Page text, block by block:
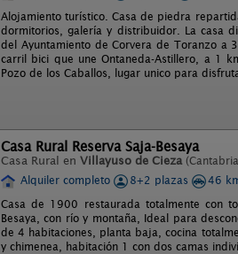
Alojamiento turístico. Casa de piedra
dormitorios, galería y distribuidor. La casa
del Ayuntamiento de Corvera de Toranzo a
carril bici que une Ontaneda-Astillero, a 1
Pozo de los Caballos, lugar unico para
Casa Rural Reserva Saja-Besaya
Casa Rural en Villayuso de Cieza
Alquiler completo
8+2 plazas
46
Casa de 1900 restaurada totalmente con
Besaya, con río y montaña, Ideal para
de 4 habitaciones, planta baja, cocina
y chimenea, habitación 1 con dos camas